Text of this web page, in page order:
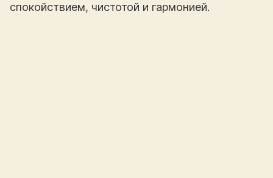
спокойствием, чистотой и гармонией.